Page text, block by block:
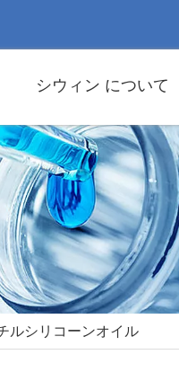
シウィン について
ルシリコーンオイル